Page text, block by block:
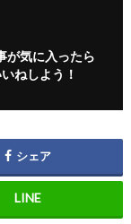
が気に入ったら
ねしよう！
シェア